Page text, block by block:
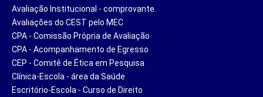
Avaliação Institucional - comprovante
Avaliações do CEST pelo MEC
CPA - Comissão Própria de Avaliação
CPA - Acompanhamento de Egresso
CEP - Comitê de Ética em Pesquisa
Clínica-Escola - área da Saúde
Escritório-Escola - Curso de Direito